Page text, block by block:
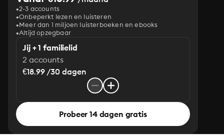
2-3 accounts
Onbeperkt lezen en luisteren
Meer dan 1 miljoen luisterboeken en ebooks
Altijd opzegbaar
Jij + 1 familielid
2 accounts
€18.99 /30 dagen
Probeer 14 dagen gratis